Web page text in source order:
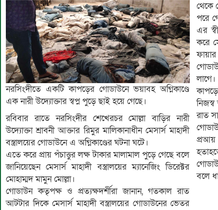
নরসিংদীতে একটি কাপড়ের গোডাউনে ভয়াবহ অগ্নিকাণ্ডে
এক নারী উদ্যোক্তার স্বপ্ন পুড়ে ছাই হয়ে গেছে।
রবিবার রাতে নরসিংদীর শেখেরচর মোল্লা বাড়ির নারী
উদ্যোক্তা শ্রাবনী আক্তার রিমুর মালিকানাধীন মেসার্স মাহাদী
বস্ত্রালয়ের গোডাউনে এ অগ্নিকাণ্ডের ঘটনা ঘটে।
এতে করে প্রায় পঁচাত্তুর লক্ষ টাকার মালামাল পুড়ে গেছে বলে
জানিয়েছেন মেসার্স মাহাদী বস্ত্রালয়ের ম্যানেজিং ডিরেক্টর
মোহাম্মদ মামুন মোল্লা।
গোডাউন কতৃপক্ষ ও প্রত্যক্ষদর্শীরা জানান, গতকাল রাত
আটটার দিকে মেসার্স মাহাদী বস্ত্রালয়ের গোডাউনের ভেতর
থেকে
পরে
এর
করে
নিজস্ব
রাত
প্রআয়
বলে